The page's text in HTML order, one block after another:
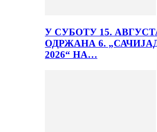
У СУБОТУ 15.
ОДРЖАНА 6.
2026“ НА…